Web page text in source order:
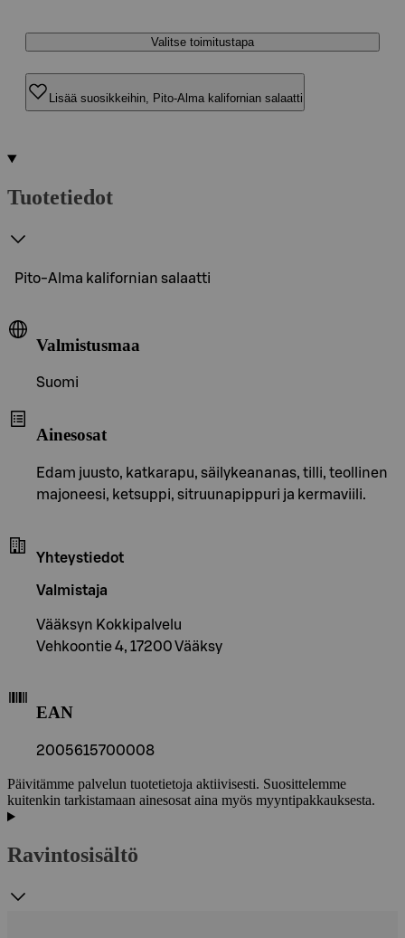
Valitse toimitustapa
Lisää suosikkeihin, Pito-Alma kalifornian salaatti
Tuotetiedot
Pito-Alma kalifornian salaatti
Valmistusmaa
Suomi
Ainesosat
Edam juusto, katkarapu, säilykeananas, tilli, teollinen
majoneesi, ketsuppi, sitruunapippuri ja kermaviili.
Yhteystiedot
Valmistaja
Vääksyn Kokkipalvelu
Vehkoontie 4, 17200 Vääksy
EAN
2005615700008
Päivitämme palvelun tuotetietoja aktiivisesti. Suosittelemme
kuitenkin tarkistamaan ainesosat aina myös myyntipakkauksesta.
Ravintosisältö